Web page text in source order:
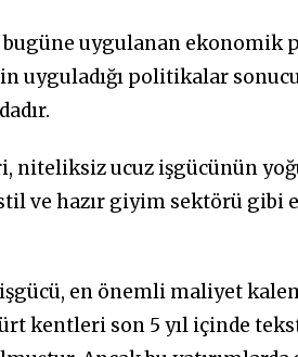
uygulanan ekonomik
uyguladığı politikalar
niteliksiz ucuz işgücünün
ve hazır giyim sektörü
en önemli maliyet
kentleri son 5 yıl içinde